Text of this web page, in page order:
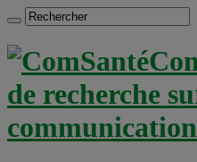
de recherche